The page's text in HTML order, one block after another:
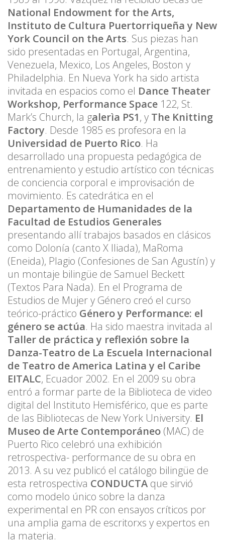
National Endowment for the Arts,
Instituto de Cultura Puertorriqueña y New
York Council on the Arts. Sus piezas han
sido presentadas en Portugal, Argentina,
Venezuela, Mexico, Los Angeles, Boston y
Philadelphia. En Nueva York ha sido artista
invitada en espacios como el Dance Theater
Workshop, Performance Space 122, St.
Mark’s Church, la galerìa PS1, y The Knitting
Factory. Desde 1985 es profesora en la
Universidad de Puerto Rico. Ha
desarrollado una propuesta pedagógica de
entrenamiento y estudio artístico con técnicas
de conciencia corporal e improvisación de
movimiento. Es catedrática en el
Departamento de Humanidades de la
Facultad de Estudios Generales
presentando allí trabajos basados en clásicos
como Dolonía (canto X Iliada), MaRoma
(Eneida), Plagio (Confesiones de San Agustín) y
un montaje bilingüe de Samuel Beckett
(Textos Para Nada). En el Programa de
Estudios de Mujer y Género creó el curso
teórico-práctico Género y Performance: el
género se actúa. Ha sido maestra invitada al
Taller de práctica y reflexión sobre la
Danza-Teatro de La Escuela Internacional
de Teatro de America Latina y el Caribe
EITALC, Ecuador 2002. En el 2009 su obra
entró a formar parte de la Biblioteca de video
digital del Instituto Hemisférico, que es parte
de las Bibliotecas de New York University. El
Museo de Arte Contemporáneo (MAC) de
Puerto Rico celebró una exhibición
retrospectiva- performance de su obra en
2013. A su vez publicó el catálogo bilingüe de
esta retrospectiva CONDUCTA que sirvió
como modelo único sobre la danza
experimental en PR con ensayos críticos por
una amplia gama de escritorxs y expertos en
la materia.